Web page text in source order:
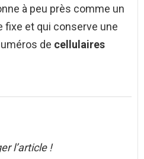
à peu près comme un
fixe et qui conserve une
de cellulaires
l’article !